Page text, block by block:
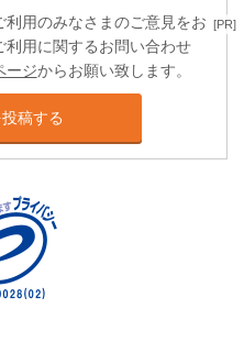
[PR]
利用のみなさまのご意見をお
利用に関するお問い合わせ
ージからお願い致します。
稿する